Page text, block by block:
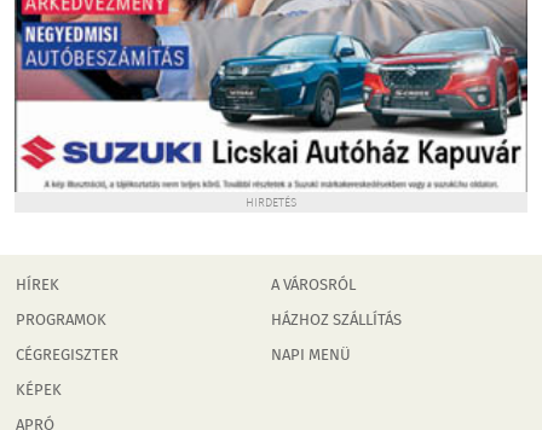
HIRDETÉS
HÍREK
PROGRAMOK
CÉGREGISZTER
KÉPEK
A VÁROSRÓL
HÁZHOZ SZÁLLÍTÁS
NAPI MENÜ